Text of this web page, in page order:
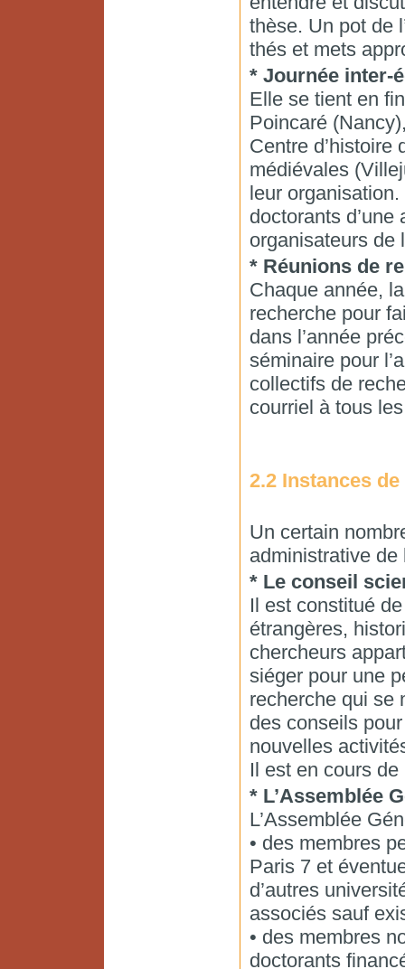
thèse. Un pot de
thés et mets
* Journée inter-
Elle se tient en
Poincaré
Centre d’histoire
médiévales
leur
doctorants
organisateurs de
* Réunions de
Chaque année,
recherche pour
dans l’année
séminaire pour
collectifs de
courriel à tous
2.2 Instances de
Un certain
administrative de
* Le conseil
Il est constitué
étrangères,
chercheurs
siéger pour une
recherche qui se
des conseils
nouvelles
Il est en cours
* L’Assemblée
L’Assemblée
• des membres
Paris 7 et
d’autres
associés sauf
• des membres
doctorants